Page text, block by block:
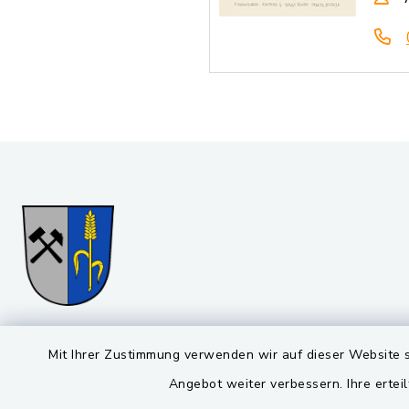
Mit Ihrer Zustimmung verwenden wir auf dieser
Angebot weiter verbessern. Ihre
Gemeinde Stulln